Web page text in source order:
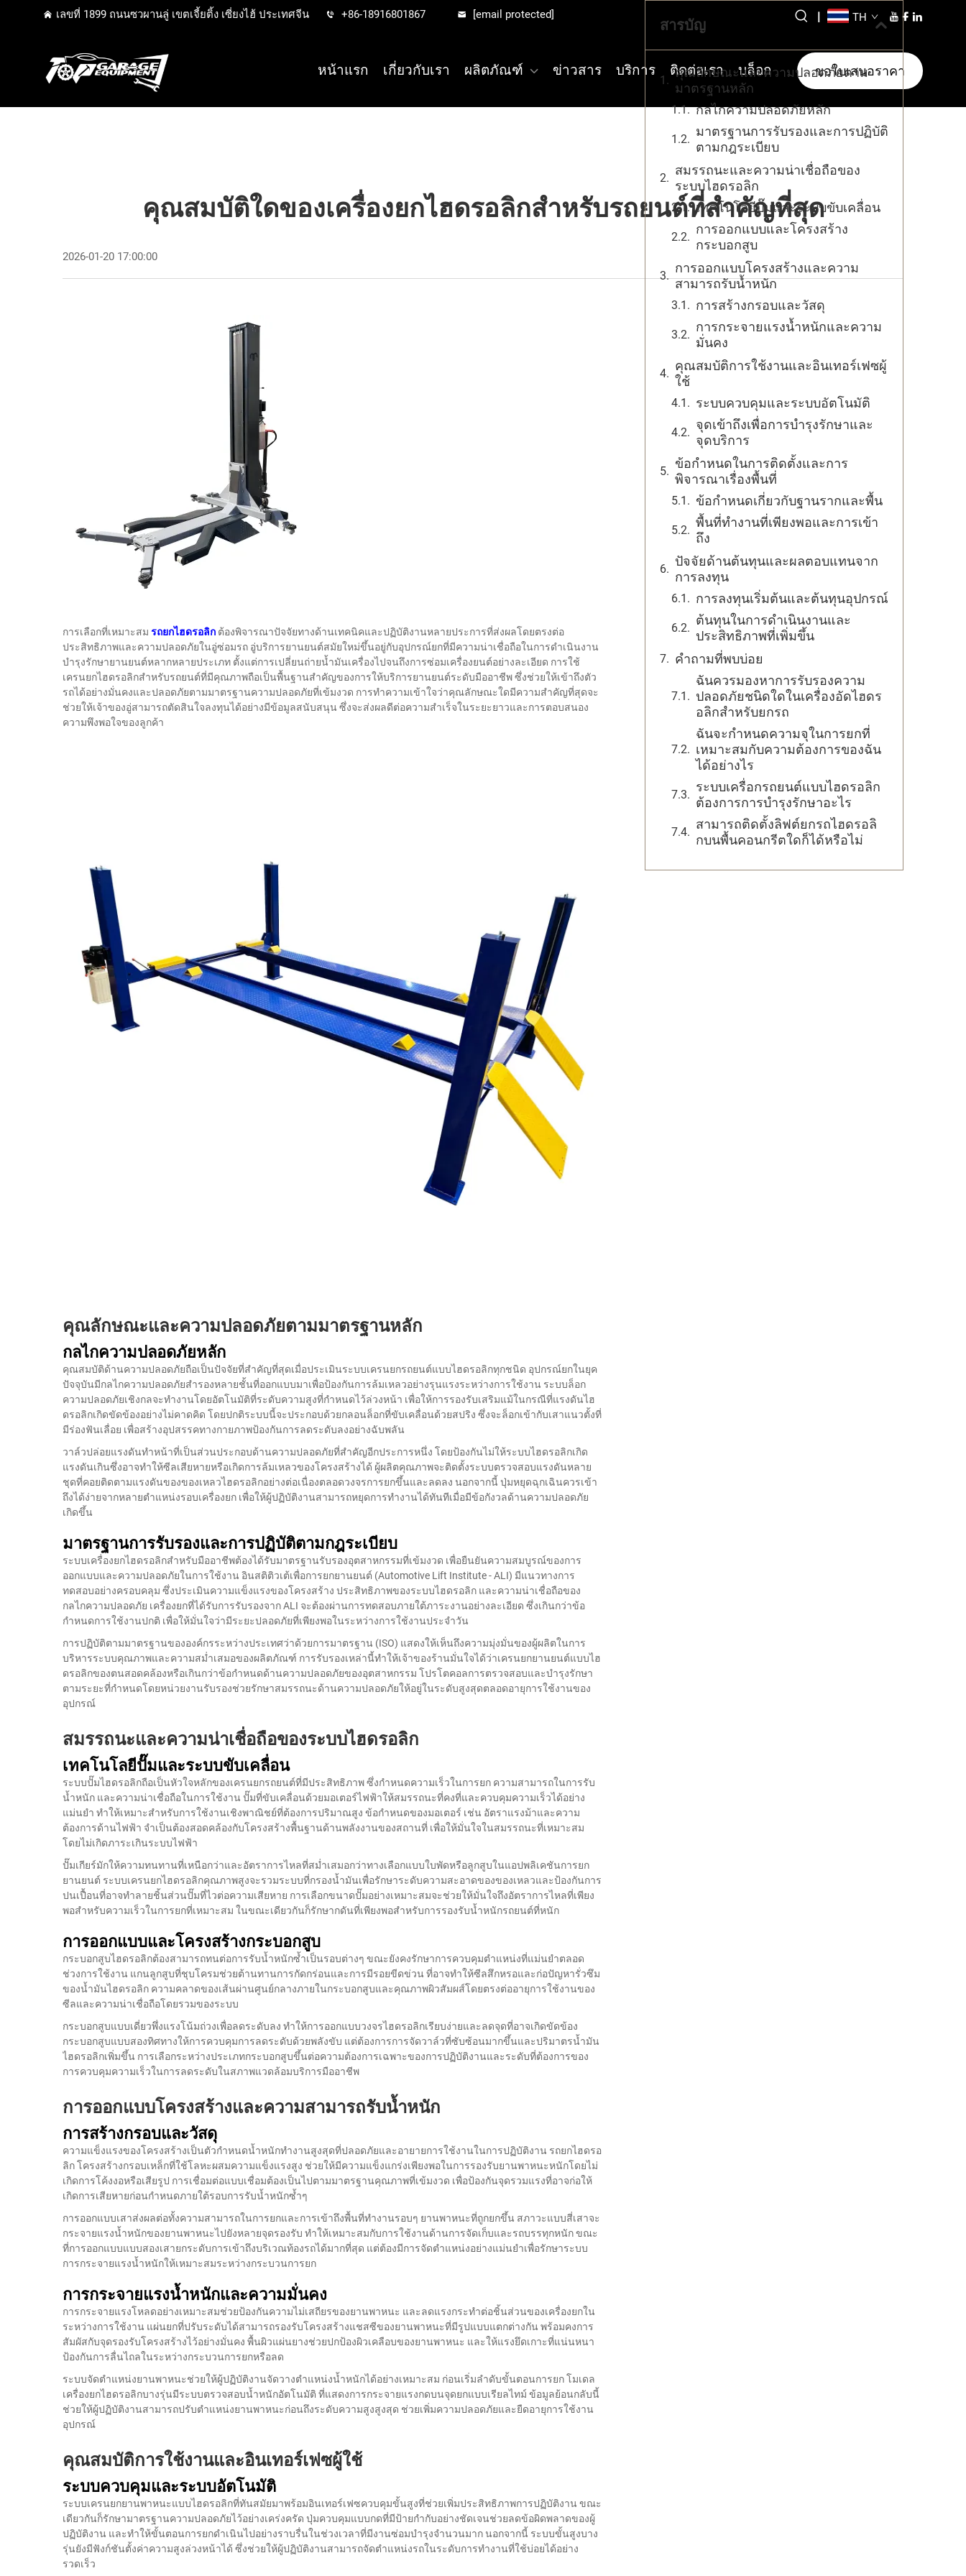
เลขที่ 1899 ถนนซวผานลู่ เขตเจี้ยติ้ง เซี่ยงไฮ้ ประเทศจีน +86-18916801867 [email protected] | TH
หน้าแรก เกี่ยวกับเรา ผลิตภัณฑ์ ข่าวสาร บริการ ติดต่อเรา บล็อก ขอใบเสนอราคา
คุณสมบัติใดของเครื่องยกไฮดรอลิกสำหรับรถยนต์ที่สำคัญที่สุด
2026-01-20 17:00:00
การเลือกที่เหมาะสม รถยกไฮดรอลิก ต้องพิจารณาปัจจัยทางด้านเทคนิคและปฏิบัติงานหลายประการที่ส่งผลโดยตรงต่อ
ประสิทธิภาพและความปลอดภัยในอู่ซ่อมรถ อู่บริการยานยนต์สมัยใหม่ขึ้นอยู่กับอุปกรณ์ยกที่มีความน่าเชื่อถือในการดำเนินงาน
บำรุงรักษายานยนต์หลากหลายประเภท ตั้งแต่การเปลี่ยนถ่ายน้ำมันเครื่องไปจนถึงการซ่อมเครื่องยนต์อย่างละเอียด การใช้
เครนยกไฮดรอลิกสำหรับรถยนต์ที่มีคุณภาพถือเป็นพื้นฐานสำคัญของการให้บริการยานยนต์ระดับมืออาชีพ ซึ่งช่วยให้เข้าถึงตัว
รถได้อย่างมั่นคงและปลอดภัยตามมาตรฐานความปลอดภัยที่เข้มงวด การทำความเข้าใจว่าคุณลักษณะใดมีความสำคัญที่สุดจะ
ช่วยให้เจ้าของอู่สามารถตัดสินใจลงทุนได้อย่างมีข้อมูลสนับสนุน ซึ่งจะส่งผลดีต่อความสำเร็จในระยะยาวและการตอบสนอง
ความพึงพอใจของลูกค้า
คุณลักษณะและความปลอดภัยตามมาตรฐานหลัก
กลไกความปลอดภัยหลัก
คุณสมบัติด้านความปลอดภัยถือเป็นปัจจัยที่สำคัญที่สุดเมื่อประเมินระบบเครนยกรถยนต์แบบไฮดรอลิกทุกชนิด อุปกรณ์ยกในยุค
ปัจจุบันมีกลไกความปลอดภัยสำรองหลายชั้นที่ออกแบบมาเพื่อป้องกันการล้มเหลวอย่างรุนแรงระหว่างการใช้งาน ระบบล็อก
ความปลอดภัยเชิงกลจะทำงานโดยอัตโนมัติที่ระดับความสูงที่กำหนดไว้ล่วงหน้า เพื่อให้การรองรับเสริมแม้ในกรณีที่แรงดันไฮ
ดรอลิกเกิดขัดข้องอย่างไม่คาดคิด โดยปกติระบบนี้จะประกอบด้วยกลอนล็อกที่ขับเคลื่อนด้วยสปริง ซึ่งจะล็อกเข้ากับเสาแนวตั้งที่
มีร่องฟันเลื่อย เพื่อสร้างอุปสรรคทางกายภาพป้องกันการลดระดับลงอย่างฉับพลัน
วาล์วปล่อยแรงดันทำหน้าที่เป็นส่วนประกอบด้านความปลอดภัยที่สำคัญอีกประการหนึ่ง โดยป้องกันไม่ให้ระบบไฮดรอลิกเกิด
แรงดันเกินซึ่งอาจทำให้ซีลเสียหายหรือเกิดการล้มเหลวของโครงสร้างได้ ผู้ผลิตคุณภาพจะติดตั้งระบบตรวจสอบแรงดันหลาย
ชุดที่คอยติดตามแรงดันของของเหลวไฮดรอลิกอย่างต่อเนื่องตลอดวงจรการยกขึ้นและลดลง นอกจากนี้ ปุ่มหยุดฉุกเฉินควรเข้า
ถึงได้ง่ายจากหลายตำแหน่งรอบเครื่องยก เพื่อให้ผู้ปฏิบัติงานสามารถหยุดการทำงานได้ทันทีเมื่อมีข้อกังวลด้านความปลอดภัย
เกิดขึ้น
มาตรฐานการรับรองและการปฏิบัติตามกฎระเบียบ
ระบบเครื่องยกไฮดรอลิกสำหรับมืออาชีพต้องได้รับมาตรฐานรับรองอุตสาหกรรมที่เข้มงวด เพื่อยืนยันความสมบูรณ์ของการ
ออกแบบและความปลอดภัยในการใช้งาน อินสติติวเต้เพื่อการยกยานยนต์ (Automotive Lift Institute - ALI) มีแนวทางการ
ทดสอบอย่างครอบคลุม ซึ่งประเมินความแข็งแรงของโครงสร้าง ประสิทธิภาพของระบบไฮดรอลิก และความน่าเชื่อถือของ
กลไกความปลอดภัย เครื่องยกที่ได้รับการรับรองจาก ALI จะต้องผ่านการทดสอบภายใต้ภาระงานอย่างละเอียด ซึ่งเกินกว่าข้อ
กำหนดการใช้งานปกติ เพื่อให้มั่นใจว่ามีระยะปลอดภัยที่เพียงพอในระหว่างการใช้งานประจำวัน
การปฏิบัติตามมาตรฐานขององค์กรระหว่างประเทศว่าด้วยการมาตรฐาน (ISO) แสดงให้เห็นถึงความมุ่งมั่นของผู้ผลิตในการ
บริหารระบบคุณภาพและความสม่ำเสมอของผลิตภัณฑ์ การรับรองเหล่านี้ทำให้เจ้าของร้านมั่นใจได้ว่าเครนยกยานยนต์แบบไฮ
ดรอลิกของตนสอดคล้องหรือเกินกว่าข้อกำหนดด้านความปลอดภัยของอุตสาหกรรม โปรโตคอลการตรวจสอบและบำรุงรักษา
ตามระยะที่กำหนดโดยหน่วยงานรับรองช่วยรักษาสมรรถนะด้านความปลอดภัยให้อยู่ในระดับสูงสุดตลอดอายุการใช้งานของ
อุปกรณ์
สมรรถนะและความน่าเชื่อถือของระบบไฮดรอลิก
เทคโนโลยีปั๊มและระบบขับเคลื่อน
ระบบปั๊มไฮดรอลิกถือเป็นหัวใจหลักของเครนยกรถยนต์ที่มีประสิทธิภาพ ซึ่งกำหนดความเร็วในการยก ความสามารถในการรับ
น้ำหนัก และความน่าเชื่อถือในการใช้งาน ปั๊มที่ขับเคลื่อนด้วยมอเตอร์ไฟฟ้าให้สมรรถนะที่คงที่และควบคุมความเร็วได้อย่าง
แม่นยำ ทำให้เหมาะสำหรับการใช้งานเชิงพาณิชย์ที่ต้องการปริมาณสูง ข้อกำหนดของมอเตอร์ เช่น อัตราแรงม้าและความ
ต้องการด้านไฟฟ้า จำเป็นต้องสอดคล้องกับโครงสร้างพื้นฐานด้านพลังงานของสถานที่ เพื่อให้มั่นใจในสมรรถนะที่เหมาะสม
โดยไม่เกิดภาระเกินระบบไฟฟ้า
ปั๊มเกียร์มักให้ความทนทานที่เหนือกว่าและอัตราการไหลที่สม่ำเสมอกว่าทางเลือกแบบใบพัดหรือลูกสูบในแอปพลิเคชันการยก
ยานยนต์ ระบบเครนยกไฮดรอลิกคุณภาพสูงจะรวมระบบที่กรองน้ำมันเพื่อรักษาระดับความสะอาดของของเหลวและป้องกันการ
ปนเปื้อนที่อาจทำลายชิ้นส่วนปั๊มที่ไวต่อความเสียหาย การเลือกขนาดปั๊มอย่างเหมาะสมจะช่วยให้มั่นใจถึงอัตราการไหลที่เพียง
พอสำหรับความเร็วในการยกที่เหมาะสม ในขณะเดียวกันก็รักษากดันที่เพียงพอสำหรับการรองรับน้ำหนักรถยนต์ที่หนัก
การออกแบบและโครงสร้างกระบอกสูบ
กระบอกสูบไฮดรอลิกต้องสามารถทนต่อการรับน้ำหนักซ้ำเป็นรอบต่างๆ ขณะยังคงรักษาการควบคุมตำแหน่งที่แม่นยำตลอด
ช่วงการใช้งาน แกนลูกสูบที่ชุบโครมช่วยต้านทานการกัดกร่อนและการมีรอยขีดข่วน ที่อาจทำให้ซีลสึกหรอและก่อปัญหารั่วซึม
ของน้ำมันไฮดรอลิก ความคลาดของเส้นผ่านศูนย์กลางภายในกระบอกสูบและคุณภาพผิวสัมผส์โดยตรงต่ออายุการใช้งานของ
ซีลและความน่าเชื่อถือโดยรวมของระบบ
กระบอกสูบแบบเดี่ยวพึ่งแรงโน้มถ่วงเพื่อลดระดับลง ทำให้การออกแบบวงจรไฮดรอลิกเรียบง่ายและลดจุดที่อาจเกิดขัดข้อง
กระบอกสูบแบบสองทิศทางให้การควบคุมการลดระดับด้วยพลังขับ แต่ต้องการการจัดวาล์วที่ซับซ้อนมากขึ้นและปริมาตรน้ำมัน
ไฮดรอลิกเพิ่มขึ้น การเลือกระหว่างประเภทกระบอกสูบขึ้นต่อความต้องการเฉพาะของการปฏิบัติงานและระดับที่ต้องการของ
การควบคุมความเร็วในการลดระดับในสภาพแวดล้อมบริการมืออาชีพ
การออกแบบโครงสร้างและความสามารถรับน้ำหนัก
การสร้างกรอบและวัสดุ
ความแข็งแรงของโครงสร้างเป็นตัวกำหนดน้ำหนักทำงานสูงสุดที่ปลอดภัยและอายายการใช้งานในการปฏิบัติงาน รถยกไฮดรอ
ลิกโครงสร้างกรอบเหล็กที่ใช้โลหะผสมความแข็งแรงสูง ช่วยให้มีความแข็งแกร่งเพียงพอในการรองรับยานพาหนะหนักโดยไม่
เกิดการโค้งงอหรือเสียรูป การเชื่อมต่อแบบเชื่อมต้องเป็นไปตามมาตรฐานคุณภาพที่เข้มงวด เพื่อป้องกันจุดรวมแรงที่อาจก่อให้
เกิดการเสียหายก่อนกำหนดภายใต้รอบการรับน้ำหนักซ้ำๆ
การออกแบบเสาส่งผลต่อทั้งความสามารถในการยกและการเข้าถึงพื้นที่ทำงานรอบๆ ยานพาหนะที่ถูกยกขึ้น สภาวะแบบสี่เสาจะ
กระจายแรงน้ำหนักของยานพาหนะไปยังหลายจุดรองรับ ทำให้เหมาะสมกับการใช้งานด้านการจัดเก็บและรถบรรทุกหนัก ขณะ
ที่การออกแบบแบบสองเสายกระดับการเข้าถึงบริเวณท้องรถได้มากที่สุด แต่ต้องมีการจัดตำแหน่งอย่างแม่นยำเพื่อรักษาระบบ
การกระจายแรงน้ำหนักให้เหมาะสมระหว่างกระบวนการยก
การกระจายแรงน้ำหนักและความมั่นคง
การกระจายแรงโหลดอย่างเหมาะสมช่วยป้องกันความไม่เสถียรของยานพาหนะ และลดแรงกระทำต่อชิ้นส่วนของเครื่องยกใน
ระหว่างการใช้งาน แผ่นยกที่ปรับระดับได้สามารถรองรับโครงสร้างแชสซีของยานพาหนะที่มีรูปแบบแตกต่างกัน พร้อมคงการ
สัมผัสกับจุดรองรับโครงสร้างไว้อย่างมั่นคง พื้นผิวแผ่นยางช่วยปกป้องผิวเคลือบของยานพาหนะ และให้แรงยึดเกาะที่แน่นหนา
ป้องกันการลื่นไถลในระหว่างกระบวนการยกหรือลด
ระบบจัดตำแหน่งยานพาหนะช่วยให้ผู้ปฏิบัติงานจัดวางตำแหน่งน้ำหนักได้อย่างเหมาะสม ก่อนเริ่มลำดับขั้นตอนการยก โมเดล
เครื่องยกไฮดรอลิกบางรุ่นมีระบบตรวจสอบน้ำหนักอัตโนมัติ ที่แสดงการกระจายแรงกดบนจุดยกแบบเรียลไทม์ ข้อมูลย้อนกลับนี้
ช่วยให้ผู้ปฏิบัติงานสามารถปรับตำแหน่งยานพาหนะก่อนถึงระดับความสูงสูงสุด ช่วยเพิ่มความปลอดภัยและยืดอายุการใช้งาน
อุปกรณ์
คุณสมบัติการใช้งานและอินเทอร์เฟซผู้ใช้
ระบบควบคุมและระบบอัตโนมัติ
ระบบเครนยกยานพาหนะแบบไฮดรอลิกที่ทันสมัยมาพร้อมอินเทอร์เฟซควบคุมขั้นสูงที่ช่วยเพิ่มประสิทธิภาพการปฏิบัติงาน ขณะ
เดียวกันก็รักษามาตรฐานความปลอดภัยไว้อย่างเคร่งครัด ปุ่มควบคุมแบบกดที่มีป้ายกำกับอย่างชัดเจนช่วยลดข้อผิดพลาดของผู้
ปฏิบัติงาน และทำให้ขั้นตอนการยกดำเนินไปอย่างราบรื่นในช่วงเวลาที่มีงานซ่อมบำรุงจำนวนมาก นอกจากนี้ ระบบขั้นสูงบาง
รุ่นยังมีฟังก์ชันตั้งค่าความสูงล่วงหน้าได้ ซึ่งช่วยให้ผู้ปฏิบัติงานสามารถจัดตำแหน่งรถในระดับการทำงานที่ใช้บ่อยได้อย่าง
รวดเร็ว
สารบัญ
คุณลักษณะและความปลอดภัยตาม
มาตรฐานหลัก
กลไกความปลอดภัยหลัก
มาตรฐานการรับรองและการปฏิบัติ
ตามกฎระเบียบ
สมรรถนะและความน่าเชื่อถือของ
ระบบไฮดรอลิก
เทคโนโลยีปั๊มและระบบขับเคลื่อน
การออกแบบและโครงสร้าง
กระบอกสูบ
การออกแบบโครงสร้างและความ
สามารถรับน้ำหนัก
การสร้างกรอบและวัสดุ
การกระจายแรงน้ำหนักและความ
มั่นคง
คุณสมบัติการใช้งานและอินเทอร์เฟซผู้
ใช้
ระบบควบคุมและระบบอัตโนมัติ
จุดเข้าถึงเพื่อการบำรุงรักษาและ
จุดบริการ
ข้อกำหนดในการติดตั้งและการ
พิจารณาเรื่องพื้นที่
ข้อกำหนดเกี่ยวกับฐานรากและพื้น
พื้นที่ทำงานที่เพียงพอและการเข้า
ถึง
ปัจจัยด้านต้นทุนและผลตอบแทนจาก
การลงทุน
การลงทุนเริ่มต้นและต้นทุนอุปกรณ์
ต้นทุนในการดำเนินงานและ
ประสิทธิภาพที่เพิ่มขึ้น
คำถามที่พบบ่อย
ฉันควรมองหาการรับรองความ
ปลอดภัยชนิดใดในเครื่องอัดไฮดร
อลิกสำหรับยกรถ
ฉันจะกำหนดความจุในการยกที่
เหมาะสมกับความต้องการของฉัน
ได้อย่างไร
ระบบเครื่อกรถยนต์แบบไฮดรอลิก
ต้องการการบำรุงรักษาอะไร
สามารถติดตั้งลิฟต์ยกรถไฮดรอลิ
กบนพื้นคอนกรีตใดก็ได้หรือไม่